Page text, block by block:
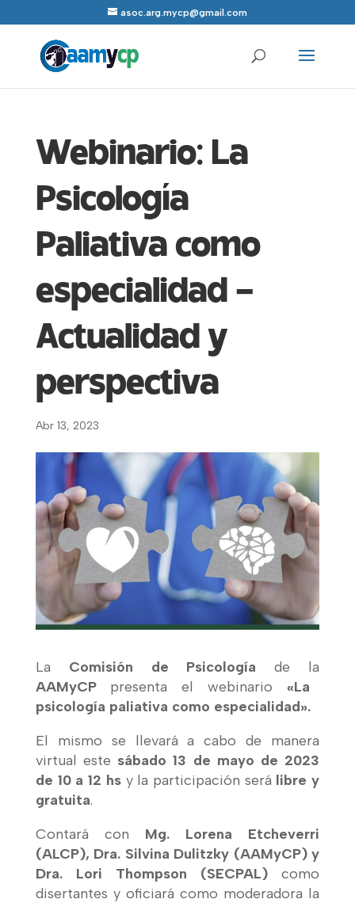
asoc.arg.mycp@gmail.com
Webinario: La
Psicología
Paliativa como
especialidad –
Actualidad y
perspectiva
Abr 13, 2023
La Comisión de Psicología de la
AAMyCP presenta el webinario «La
psicología paliativa como especialidad».
El mismo se llevará a cabo de manera
virtual este sábado 13 de mayo de 2023
de 10 a 12 hsy la participación será libre y
gratuita.
Contará con Mg. Lorena Etcheverri
(ALCP), Dra. Silvina Dulitzky (AAMyCP) y
Dra. Lori Thompson (SECPAL) como
disertantes y oficiará como moderadora la